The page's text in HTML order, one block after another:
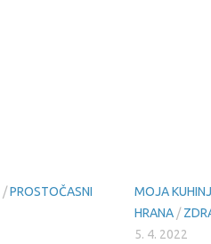
/PROSTOČASNI
MOJA
HRANA /
5. 4. 2022